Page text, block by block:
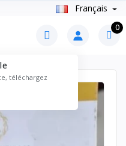
Français
0
téléchargez